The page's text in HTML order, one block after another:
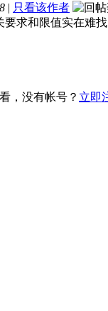
| 只看该作者
要求和限值实在难
，没有帐号？ 立即